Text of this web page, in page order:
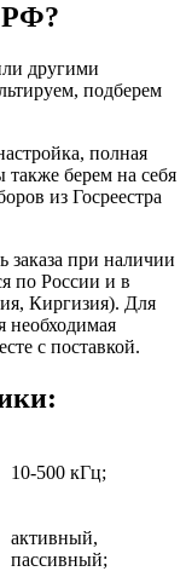
РФ?
другими
подберем
полная
берем на себя
из Госреестра
заказа при наличии
по России и в
Киргизия). Для
необходимая
с поставкой.
10-500 кГц;
активный,
пассивный;